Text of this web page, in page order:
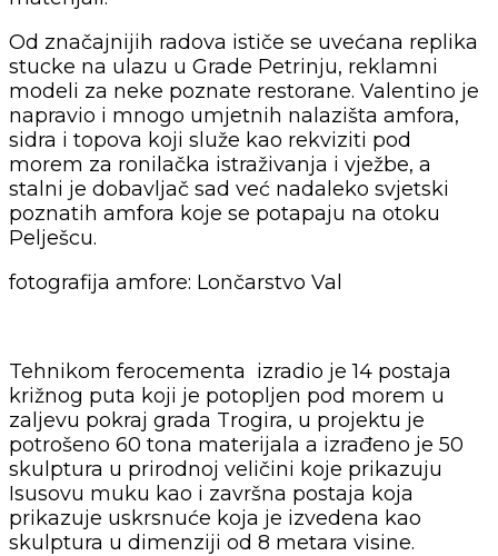
Od značajnijih radova ističe se uvećana replika
stucke na ulazu u Grade Petrinju, reklamni
modeli za neke poznate restorane. Valentino je
napravio i mnogo umjetnih nalazišta amfora,
sidra i topova koji služe kao rekviziti pod
morem za ronilačka istraživanja i vježbe, a
stalni je dobavljač sad već nadaleko svjetski
poznatih amfora koje se potapaju na otoku
Pelješcu.
fotografija amfore: Lončarstvo Val
Tehnikom ferocementa izradio je 14 postaja
križnog puta koji je potopljen pod morem u
zaljevu pokraj grada Trogira, u projektu je
potrošeno 60 tona materijala a izrađeno je 50
skulptura u prirodnoj veličini koje prikazuju
Isusovu muku kao i završna postaja koja
prikazuje uskrsnuće koja je izvedena kao
skulptura u dimenziji od 8 metara visine.